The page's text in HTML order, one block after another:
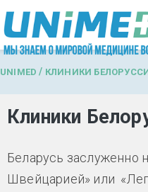
Перейти к основному
UNIMED / КЛИНИКИ
Клиники
Беларусь заслуженно
Швейцарией» или